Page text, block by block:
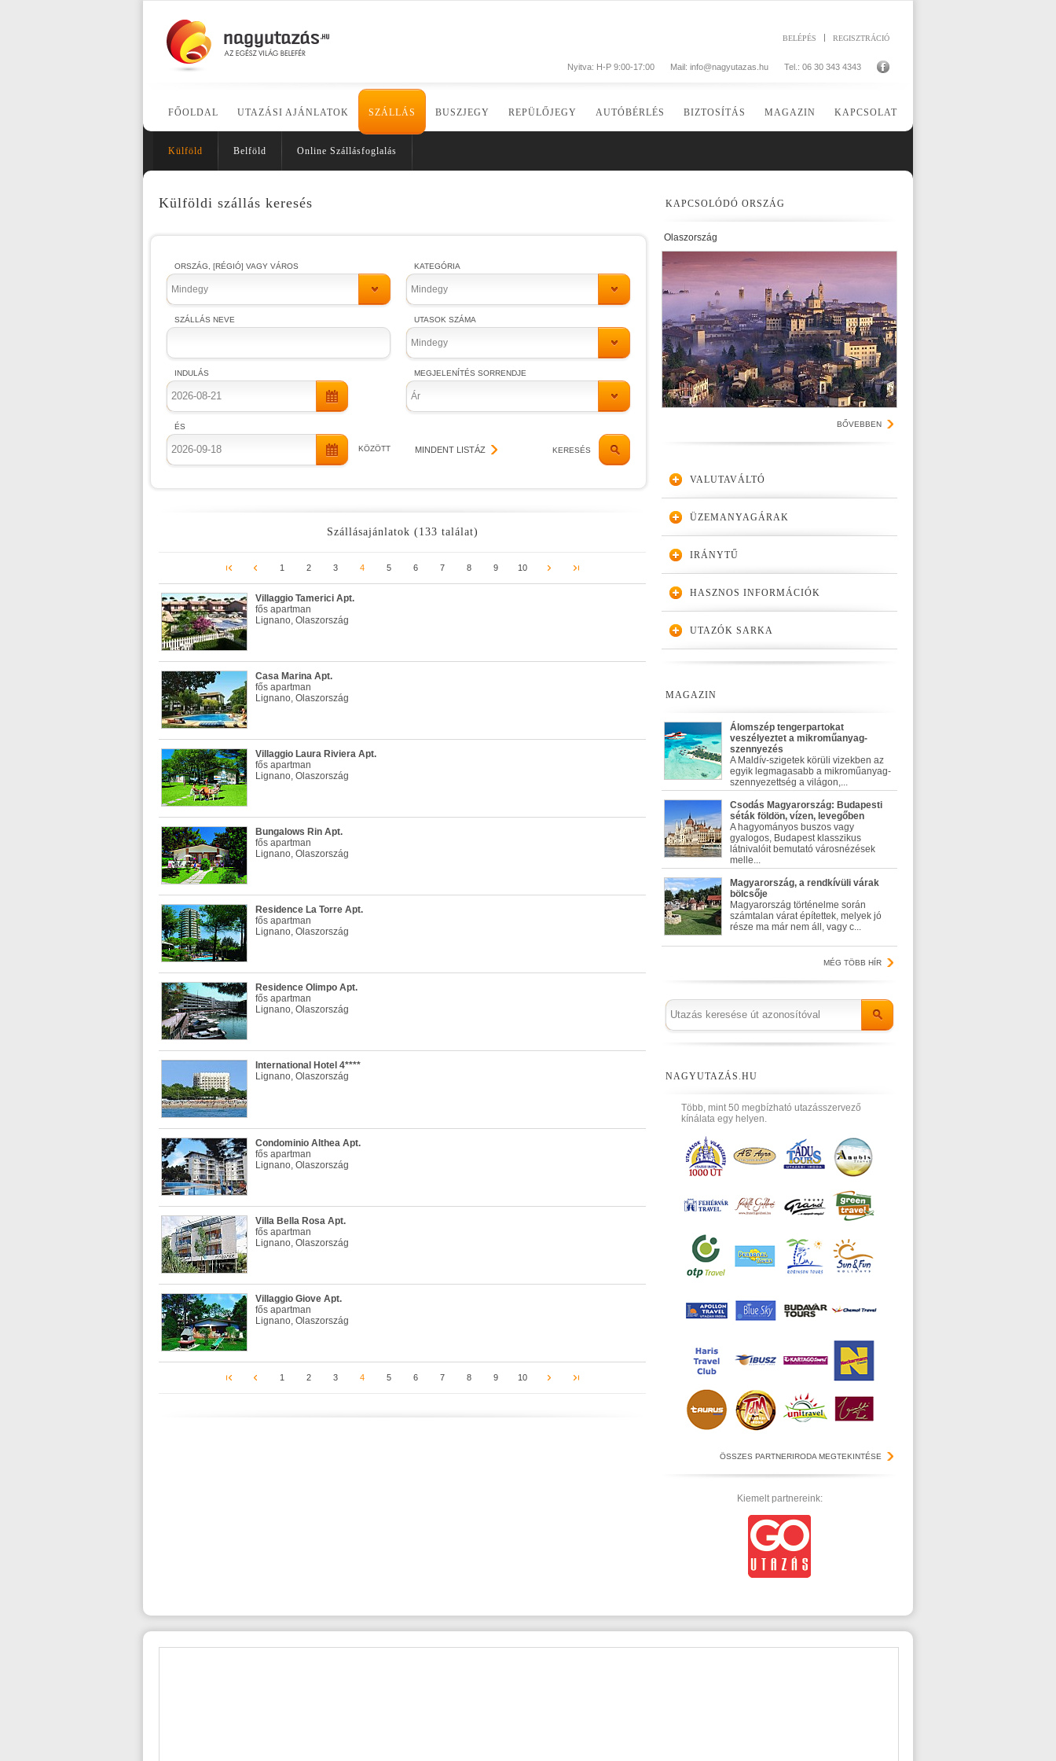
REGISZTRÁCIÓ
BELÉPÉS
Tel.: 06 30 343 4343
Mail: info@nagyutazas.hu
Nyitva: H-P 9:00-17:00
FŐOLDAL UTAZÁSI AJÁNLATOK SZÁLLÁS BUSZJEGY REPÜLŐJEGY AUTÓBÉRLÉS BIZTOSÍTÁS MAGAZIN KAPCSOLAT
Külföld Belföld Online Szállásfoglalás
Külföldi szállás keresés
ORSZÁG, [RÉGIÓ] VAGY VÁROS
Mindegy
SZÁLLÁS NEVE
INDULÁS
ÉS
KÖZÖTT
KATEGÓRIA
Mindegy
UTASOK SZÁMA
Mindegy
MEGJELENÍTÉS SORRENDJE
Ár
KERESÉS
MINDENT LISTÁZ
Szállásajánlatok (133 találat)
1 2 3 4 5 6 7 8 9 10
Villaggio Tamerici Apt.
fős apartman
Lignano, Olaszország
Casa Marina Apt.
fős apartman
Lignano, Olaszország
Villaggio Laura Riviera Apt.
fős apartman
Lignano, Olaszország
Bungalows Rin Apt.
fős apartman
Lignano, Olaszország
Residence La Torre Apt.
fős apartman
Lignano, Olaszország
Residence Olimpo Apt.
fős apartman
Lignano, Olaszország
International Hotel 4****
Lignano, Olaszország
Condominio Althea Apt.
fős apartman
Lignano, Olaszország
Villa Bella Rosa Apt.
fős apartman
Lignano, Olaszország
Villaggio Giove Apt.
fős apartman
Lignano, Olaszország
1 2 3 4 5 6 7 8 9 10
KAPCSOLÓDÓ ORSZÁG
Olaszország
BŐVEBBEN
VALUTAVÁLTÓ
ÜZEMANYAGÁRAK
IRÁNYTŰ
HASZNOS INFORMÁCIÓK
UTAZÓK SARKA
MAGAZIN
Álomszép tengerpartokat
veszélyeztet a mikroműanyag-
szennyezés
A Maldív-szigetek körüli vizekben az
egyik legmagasabb a mikroműanyag-
szennyezettség a világon,...
Csodás Magyarország: Budapesti
séták földön, vízen, levegőben
A hagyományos buszos vagy
gyalogos, Budapest klasszikus
látnivalóit bemutató városnézések
melle...
Magyarország, a rendkívüli várak
bölcsője
Magyarország történelme során
számtalan várat építettek, melyek jó
része ma már nem áll, vagy c...
MÉG TÖBB HÍR
NAGYUTAZÁS.HU
Több, mint 50 megbízható utazásszervező
kínálata egy helyen.
ÖSSZES PARTNERIRODA MEGTEKINTÉSE
Kiemelt partnereink: